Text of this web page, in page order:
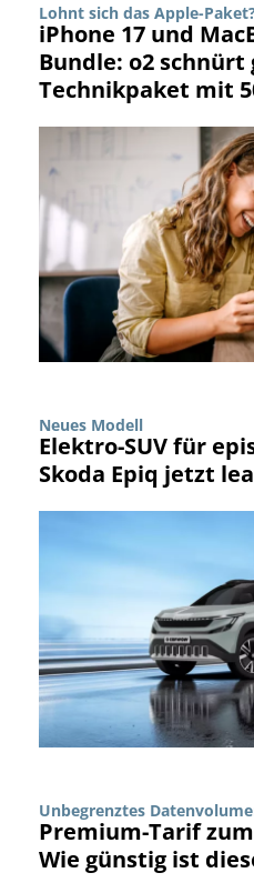
Lohnt sich das Apple-
iPhone 17 und
Bundle: o2 schnürt
Technikpaket mit
Neues Modell
Elektro-SUV für
Skoda Epiq jetzt
Unbegrenztes
Premium-Tarif
Wie günstig ist